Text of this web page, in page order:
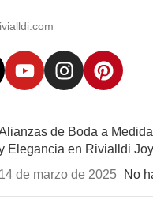
de Boda a
Elegancia en Rivialldi
14 de marzo de 2025
No